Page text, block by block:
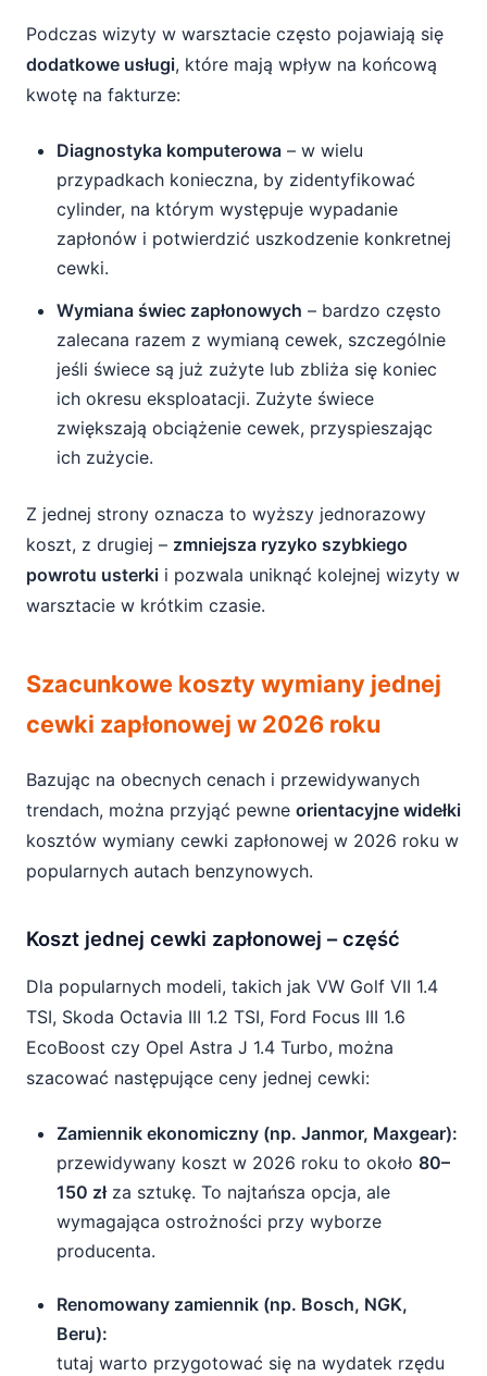
Podczas wizyty w warsztacie często pojawiają się
dodatkowe usługi, które mają wpływ na końcową
kwotę na fakturze:
Diagnostyka komputerowa – w wielu
przypadkach konieczna, by zidentyfikować
cylinder, na którym występuje wypadanie
zapłonów i potwierdzić uszkodzenie konkretnej
cewki.
Wymiana świec zapłonowych – bardzo często
zalecana razem z wymianą cewek, szczególnie
jeśli świece są już zużyte lub zbliża się koniec
ich okresu eksploatacji. Zużyte świece
zwiększają obciążenie cewek, przyspieszając
ich zużycie.
Z jednej strony oznacza to wyższy jednorazowy
koszt, z drugiej – zmniejsza ryzyko szybkiego
powrotu usterki i pozwala uniknąć kolejnej wizyty w
warsztacie w krótkim czasie.
Szacunkowe koszty wymiany jednej
cewki zapłonowej w 2026 roku
Bazując na obecnych cenach i przewidywanych
trendach, można przyjąć pewne orientacyjne widełki
kosztów wymiany cewki zapłonowej w 2026 roku w
popularnych autach benzynowych.
Koszt jednej cewki zapłonowej – część
Dla popularnych modeli, takich jak VW Golf VII 1.4
TSI, Skoda Octavia III 1.2 TSI, Ford Focus III 1.6
EcoBoost czy Opel Astra J 1.4 Turbo, można
szacować następujące ceny jednej cewki:
Zamiennik ekonomiczny (np. Janmor, Maxgear):
przewidywany koszt w 2026 roku to około 80–
150 złza sztukę. To najtańsza opcja, ale
wymagająca ostrożności przy wyborze
producenta.
Renomowany zamiennik (np. Bosch, NGK,
Beru):
tutaj warto przygotować się na wydatek rzędu